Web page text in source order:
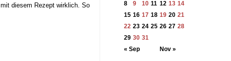
diesem Rezept wirklich. So
« Sep Nov »
8
9 10 11 12 13 14
15 16 17 18 19 20 21
22 23 24 25 26 27 28
29 30 31